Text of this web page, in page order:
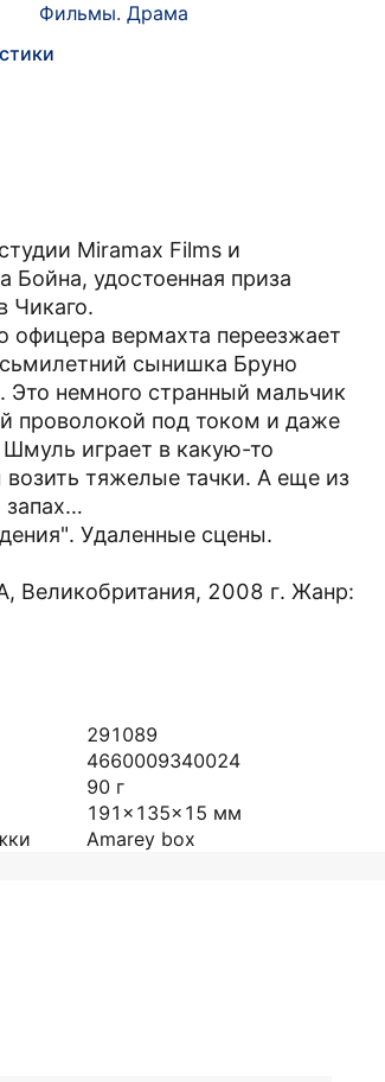
Фильмы. Драма
Miramax Films и
удостоенная приза
Чикаго.
офицера вермахта переезжает
сынишка Бруно
Это немного странный мальчик
под током и даже
играет в какую-то
тяжелые тачки. А еще из
запах…
Удаленные сцены.
Великобритания, 2008 г. Жанр:
291089
4660009340024
90 г
191x135x15 мм
Amarey box